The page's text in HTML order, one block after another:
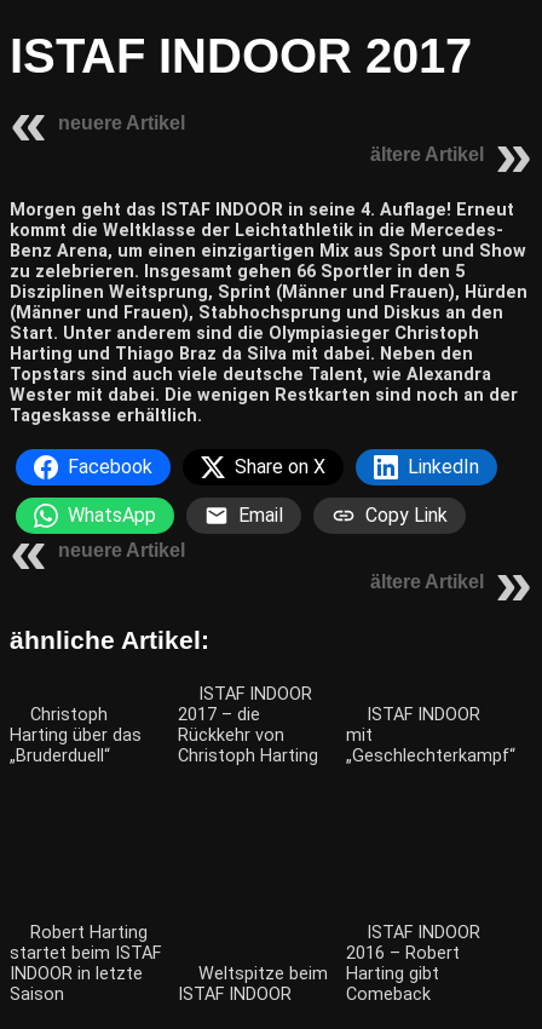
ISTAF INDOOR 2017
neuere Artikel
ältere Artikel
Morgen geht das ISTAF INDOOR in seine 4. Auflage! Erneut
kommt die Weltklasse der Leichtathletik in die Mercedes-
Benz Arena, um einen einzigartigen Mix aus Sport und Show
zu zelebrieren. Insgesamt gehen 66 Sportler in den 5
Disziplinen Weitsprung, Sprint (Männer und Frauen), Hürden
(Männer und Frauen), Stabhochsprung und Diskus an den
Start. Unter anderem sind die Olympiasieger Christoph
Harting und Thiago Braz da Silva mit dabei. Neben den
Topstars sind auch viele deutsche Talent, wie Alexandra
Wester mit dabei. Die wenigen Restkarten sind noch an der
Tageskasse erhältlich.
Facebook Share on X LinkedIn
WhatsApp Email Copy Link
neuere Artikel
ältere Artikel
ähnliche Artikel:
Christoph
Harting über das
„Bruderduell“
ISTAF INDOOR
2017 – die
Rückkehr von
Christoph Harting
ISTAF INDOOR
mit
„Geschlechterkampf“
Robert Harting
startet beim ISTAF
INDOOR in letzte
Saison
Weltspitze beim
ISTAF INDOOR
ISTAF INDOOR
2016 – Robert
Harting gibt
Comeback